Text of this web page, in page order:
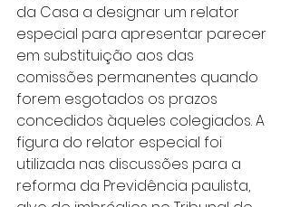
da Casa a designar um relator
especial para apresentar parecer
em substituição aos das
comissões permanentes quando
forem esgotados os prazos
concedidos àqueles colegiados. A
figura do relator especial foi
utilizada nas discussões para a
reforma da Previdência paulista,